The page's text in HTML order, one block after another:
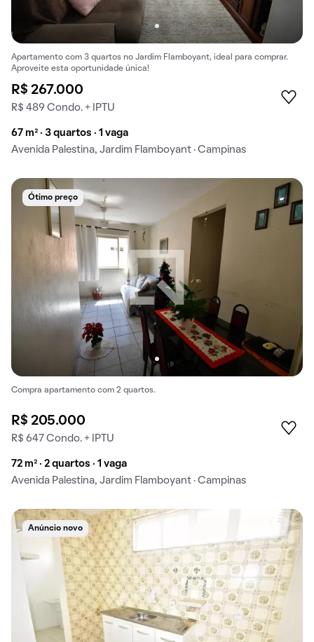
Apartamento com 3 quartos no Jardim Flamboyant, ideal para comprar.
Aproveite esta oportunidade única!
R$ 267.000
R$ 489 Condo. + IPTU
67 m² · 3 quartos · 1 vaga
Avenida Palestina, Jardim Flamboyant · Campinas
Ótimo preço
Compra apartamento com 2 quartos.
R$ 205.000
R$ 647 Condo. + IPTU
72 m² · 2 quartos · 1 vaga
Avenida Palestina, Jardim Flamboyant · Campinas
Anúncio novo